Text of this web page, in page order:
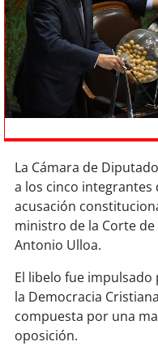
Sostenibilidad
arica
soycalama
soyantofagasta
soy copiapó
soyvalparaíso
La Cámara de
a los cinco integrantes
acusación
ministro de la Corte
Antonio Ulloa.
El libelo fue
la Democracia
compuesta por una
oposición.